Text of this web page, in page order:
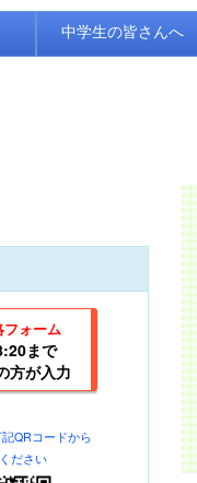
中学生の皆さんへ
ォーム
まで
方が入力
記QRコードから
ださい